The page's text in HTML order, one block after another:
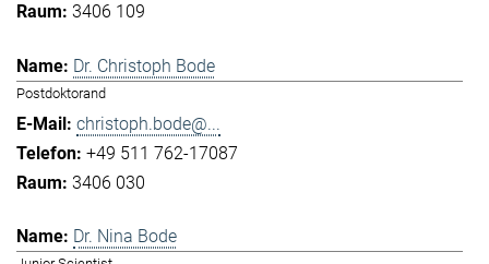
3406 109
Dr. Christoph Bode
Postdoktorand
christoph.bode@...
+49 511 762-17087
3406 030
Dr. Nina Bode